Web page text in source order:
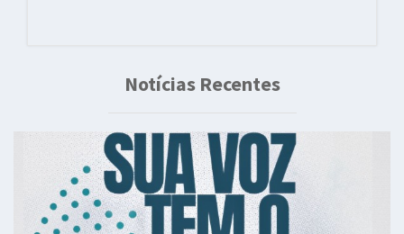
Notícias Recentes